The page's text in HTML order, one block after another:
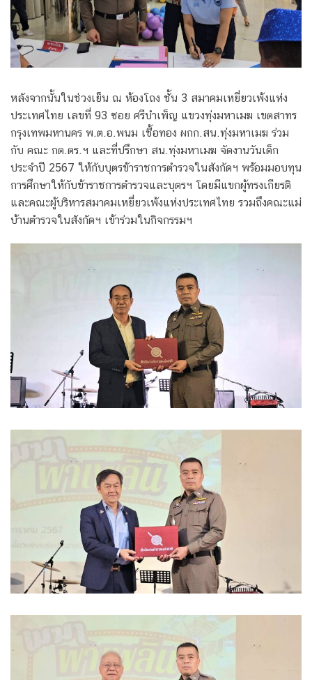
หลังจากนั้นในช่วงเย็น ณ ห้องโถง ชั้น 3 สมาคมเหยี่ยวเพ้งแห่ง
ประเทศไทย เลขที่ 93 ซอย ศรีบำเพ็ญ แขวงทุ่งมหาเมฆ เขตสาทร
กรุงเทพมหานคร พ.ต.อ.พนม เชื้อทอง ผกก.สน.ทุ่งมหาเมฆ ร่วม
กับ คณะ กต.ตร.ฯ และที่ปรึกษา สน.ทุ่งมหาเมฆ จัดงานวันเด็ก
ประจำปี 2567 ให้กับบุตรข้าราชการตำรวจในสังกัดฯ พร้อมมอบทุน
การศึกษาให้กับข้าราชการตำรวจและบุตรฯ โดยมีแขกผู้ทรงเกียรติ
และคณะผู้บริหารสมาคมเหยี่ยวเพ้งแห่งประเทศไทย รวมถึงคณะแม่
บ้านตำรวจในสังกัดฯ เข้าร่วมในกิจกรรมฯ